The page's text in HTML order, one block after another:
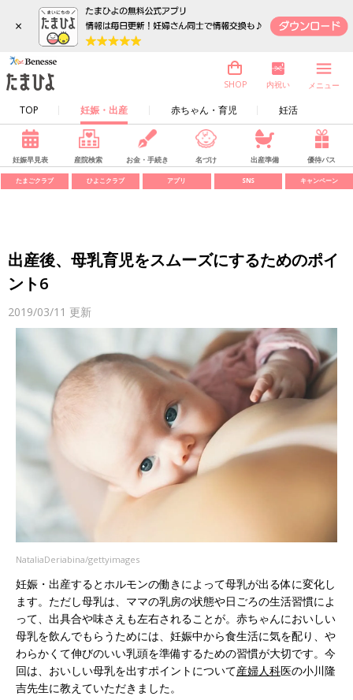
×
TOP 妊娠・出産 赤ちゃん・育児 妊活
SHOP 内祝い メニュー
妊娠早見表 産院検索 お金・手続き 名づけ 出産準備 優待パス
たまごクラブ ひよこクラブ アプリ SNS キャンペーン
出産後、母乳育児をスムーズにするためのポイ
ント6
2019/03/11 更新
NataliaDeriabina/gettyimages
妊娠・出産するとホルモンの働きによって母乳が出る体に変化し
ます。ただし母乳は、ママの乳房の状態や日ごろの生活習慣によ
って、出具合や味さえも左右されることが。赤ちゃんにおいしい
母乳を飲んでもらうためには、妊娠中から食生活に気を配り、や
わらかくて伸びのいい乳頭を準備するための習慣が大切です。今
回は、おいしい母乳を出すポイントについて産婦人科医の小川隆
吉先生に教えていただきました。